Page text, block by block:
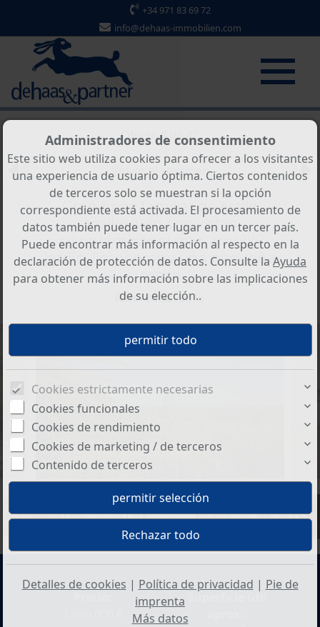
+34 971 83 69 72
info@dehaas-immobilien.com
Objeto 8 de 42
Volver al resumen
Gran finca familiar de estilo
mallorquín con vistas
panorámicas al mar, amplio
jardín, limoneros y una pequeña
casita
Referencia: 3075
+26
Superficie útil
Administradores de consentimiento
Este sitio web utiliza cookies para ofrecer a los visitantes
una experiencia de usuario óptima. Ciertos contenidos
de terceros solo se muestran si la opción
correspondiente está activada. El procesamiento de
datos también puede tener lugar en un tercer país.
Puede encontrar más información al respecto en la
declaración de protección de datos. Consulte la Ayuda
para obtener más información sobre las implicaciones
de su elección..
Cookies estrictamente necesarias
Cookies funcionales
Cookies de rendimiento
Cookies de marketing / de terceros
Contenido de terceros
Detalles de cookies | Política de privacidad | Pie de
imprenta
Más datos